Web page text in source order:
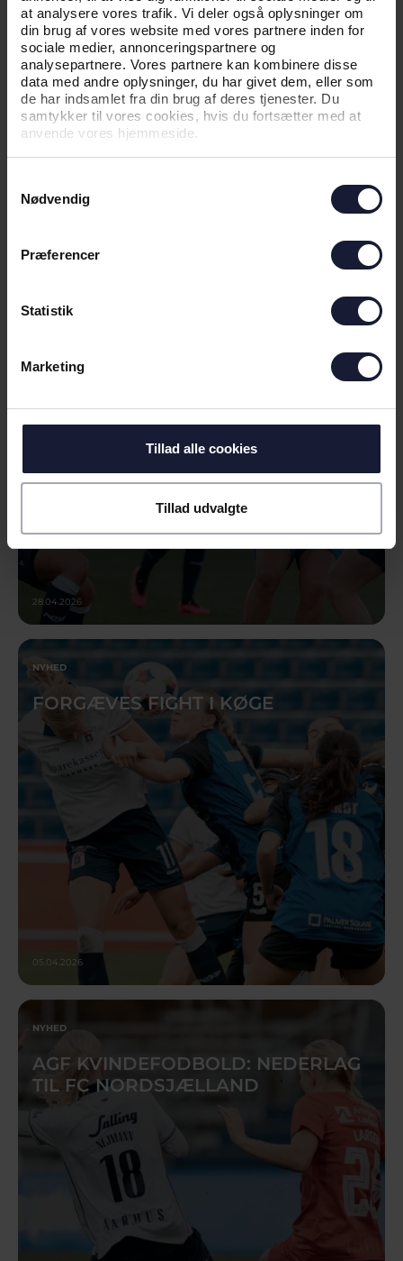
at analysere vores trafik. Vi deler også oplysninger om
din brug af vores website med vores partnere inden for
sociale medier, annonceringspartnere og
analysepartnere. Vores partnere kan kombinere disse
data med andre oplysninger, du har givet dem, eller som
de har indsamlet fra din brug af deres tjenester. Du
samtykker til vores cookies, hvis du fortsætter med at
anvende vores hjemmeside.
Nødvendig
Præferencer
Statistik
Marketing
Tillad alle cookies
Tillad udvalgte
NYHED
VEJLBY
28.04.2026
NYHED
FORGÆVES FIGHT I KØGE
05.04.2026
NYHED
AGF KVINDEFODBOLD: NEDERLAG
TIL FC NORDSJÆLLAND